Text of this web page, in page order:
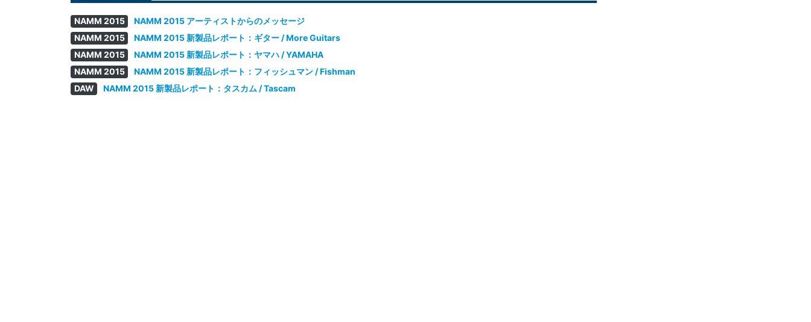
NAMM 2015
NAMM 2015 アーティストからのメッセージ
NAMM 2015
NAMM 2015 新製品レポート：ギター / More Guitars
NAMM 2015
NAMM 2015 新製品レポート：ヤマハ / YAMAHA
NAMM 2015
NAMM 2015 新製品レポート：フィッシュマン / Fishman
DAW
NAMM 2015 新製品レポート：タスカム / Tascam